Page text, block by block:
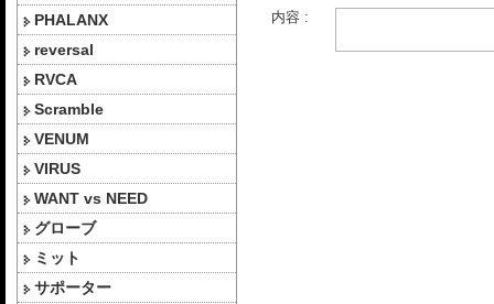
PHALANX
reversal
RVCA
Scramble
VENUM
VIRUS
WANT vs NEED
グローブ
ミット
サポーター
内容 :